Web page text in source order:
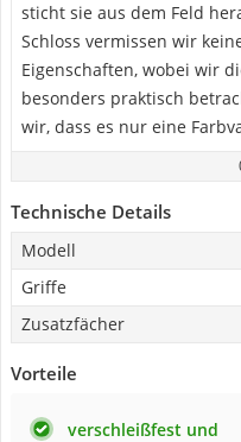
sticht sie aus dem Feld
Schloss vermissen wir
Eigenschaften, wobei wir
besonders praktisch
wir, dass es nur eine
Technische Details
Modell
Griffe
Zusatzfächer
Vorteile
verschleißfest und